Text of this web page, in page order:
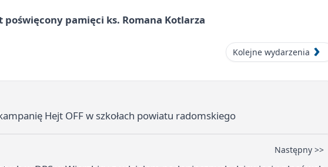
poświęcony pamięci ks. Romana Kotlarza
Kolejne wydarzenia
Hejt OFF w szkołach powiatu radomskiego
Następny >>